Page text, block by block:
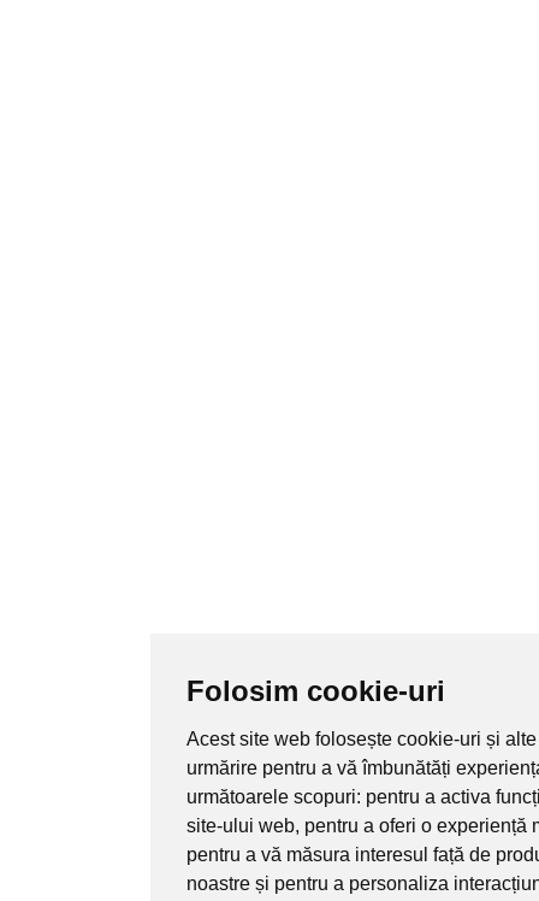
Folosim cookie-uri
Acest site web folosește cookie-uri și
urmărire pentru a vă îmbunătăți
următoarele scopuri: pentru a activa
site-ului web, pentru a oferi o experiență
pentru a vă măsura interesul față de
noastre și pentru a personaliza